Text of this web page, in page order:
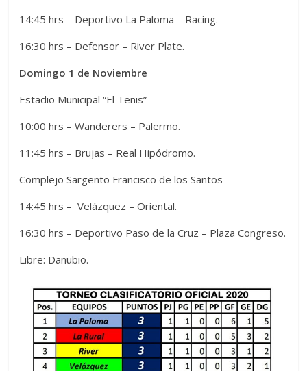
14:45 hrs – Deportivo La Paloma – Racing.
16:30 hrs – Defensor – River Plate.
Domingo 1 de Noviembre
Estadio Municipal “El Tenis”
10:00 hrs – Wanderers – Palermo.
11:45 hrs – Brujas – Real Hipódromo.
Complejo Sargento Francisco de los Santos
14:45 hrs – Velázquez – Oriental.
16:30 hrs – Deportivo Paso de la Cruz – Plaza Congreso.
Libre: Danubio.